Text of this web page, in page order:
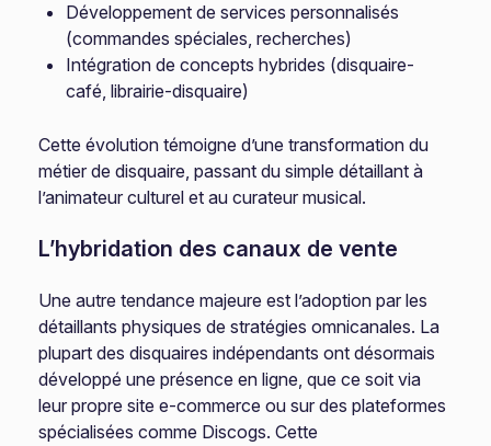
Développement de services personnalisés
(commandes spéciales, recherches)
Intégration de concepts hybrides (disquaire-
café, librairie-disquaire)
Cette évolution témoigne d’une transformation du
métier de disquaire, passant du simple détaillant à
l’animateur culturel et au curateur musical.
L’hybridation des canaux de vente
Une autre tendance majeure est l’adoption par les
détaillants physiques de stratégies omnicanales. La
plupart des disquaires indépendants ont désormais
développé une présence en ligne, que ce soit via
leur propre site e-commerce ou sur des plateformes
spécialisées comme Discogs. Cette